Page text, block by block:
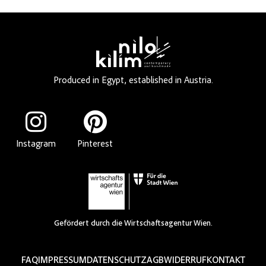
Produced in Egypt, established in Austria.
Instagram Pinterest
Gefördert durch die Wirtschaftsagentur Wien.
FAQIMPRESSUMDATENSCHUTZAGBWIDERRUFKONTAKT